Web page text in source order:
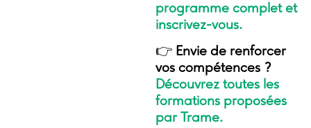
programme complet et
inscrivez-vous.
👉 Envie de renforcer
vos compétences ?
Découvrez toutes les
formations proposées
par Trame.